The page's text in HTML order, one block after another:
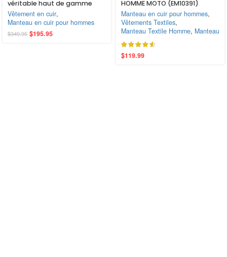
véritable haut de gamme
pour homme – Style vieilli,
fermeture éclair, protections
intégrées et doublure
amovible
Vêtement en cuir,
Manteau en cuir pour hommes
$349.95 $195.95
HOMME MOTO (EM10391)
Manteau en cuir pour hommes,
Vêtements Textiles,
Manteau Textile Homme, Manteau
$119.99